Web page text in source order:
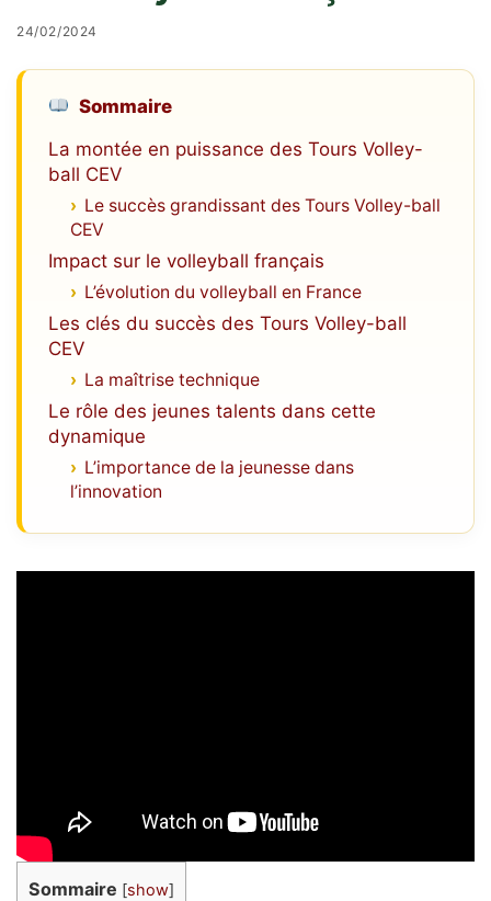
24/02/2024
Sommaire
La montée en puissance des Tours Volley-
ball CEV
Le succès grandissant des Tours Volley-ball
CEV
Impact sur le volleyball français
L’évolution du volleyball en France
Les clés du succès des Tours Volley-ball
CEV
La maîtrise technique
Le rôle des jeunes talents dans cette
dynamique
L’importance de la jeunesse dans
l’innovation
Sommaire [show]